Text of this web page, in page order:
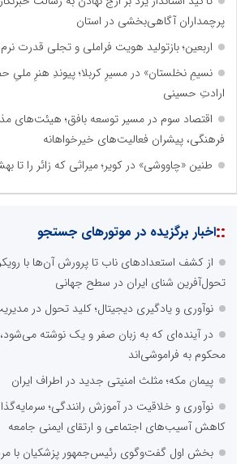
پرچمداران آگاهی‌بخشی در استان
اربعین؛ بازتولید هویت فراملی و تجلی قدرت
نسیمِ نخلستان» در مسیرِ کربلا؛ پیوندِ هنرِ ملیِ
ارادتِ حسینی
اقتصاد سوم در مسیر توسعه بافق؛ هیئت‌های
فرهنگی، پیشران فعالیت‌های خیرخواهانه
طنین «چاووشی» در کویر؛ میراثی که زائر را تا
::اخبار برگزیده در موتورهای جستجو
از کشف استعدادهای ناب تا پرورش آن‌ها با
تحول‌آفرین شنای ایران در سطح جهانی
نوآوری و یادگیری دیجیتال؛ کلید تحول در
در آینده‌ای که به زبان صفر و یک نوشته
محکوم به فراموشی‌اند
پیمان مکه؛ مثلث امنیتی جدید در اطراف ایران
نوآوری و خلاقیت در آموزش رانندگی؛
کاهش آسیب‌های اجتماعی و ارتقای ایمنی جامعه
بخش اول گفت‌وگوی رئیس‌جمهور پزشکیان با